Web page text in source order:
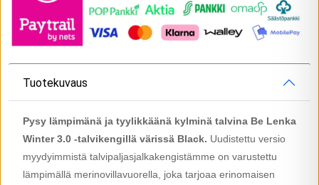
Tuotekuvaus
Pysy lämpimänä ja tyylikkäänä kylminä talvina Be Lenka
Winter 3.0 -talvikengillä värissä Black. Uudistettu versio
myydyimmistä talvipaljasjalkakengistämme on varustettu
lämpimällä merinovillavuorella, joka tarjoaa erinomaisen